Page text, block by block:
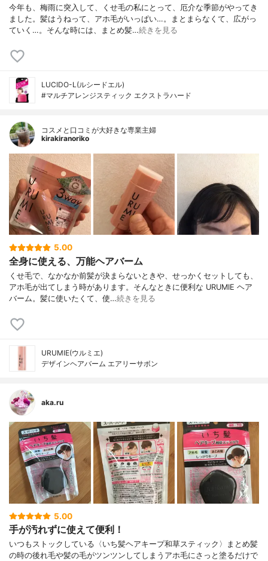
今年も、梅雨に突入して、くせ毛の私にとって、厄介な季節がやってき
ました。髪はうねって、アホ毛がいっぱい…。まとまらなくて、広がっ
ていく…。そんな時には、まとめ髪…続きを見る
LUCIDO-L(ルシードエル)
#マルチアレンジスティック エクストラハード
コスメと口コミが大好きな専業主婦
kirakiranoriko
5.00
全身に使える、万能ヘアバーム
くせ毛で、なかなか前髪が決まらないときや、せっかくセットしても、
アホ毛が出てしまう時があります。そんなときに便利な URUMIE ヘア
バーム。髪に使いたくて、使…続きを見る
URUMIE(ウルミエ)
デザインヘアバーム エアリーサボン
aka.ru
5.00
手が汚れずに使えて便利！
いつもストックしている〈いち髪ヘアキープ和草スティック〉まとめ髪
の時の後れ毛や髪の毛がツンツンしてしまうアホ毛にさっと塗るだけで